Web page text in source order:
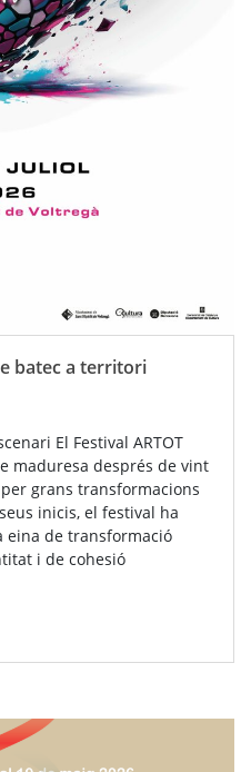
batec a territori
El Festival ARTOT
maduresa després de vint
grans transformacions
inicis, el festival ha
eina de transformació
i de cohesió